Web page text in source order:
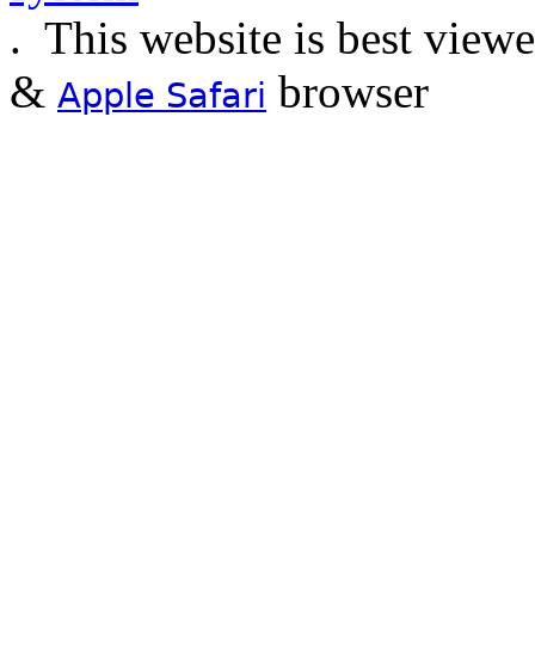
. This website is best
& Apple Safari browser